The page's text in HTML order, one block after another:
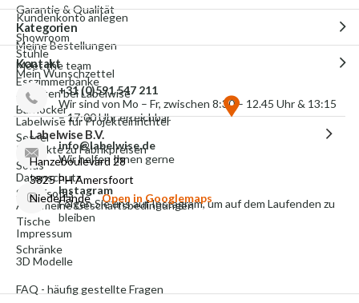
Garantie & Qualität
Showroom
Meet the team
Arbeiten bei Labelwise
Labelwise für Projekteinrichter
Produkte zu Fabrikpreisen
Datenschutz
Allgemeine Geschäftsbedingungen
Impressum
3D Modelle
FAQ - häufig gestellte Fragen
Kundenkonto anlegen
Meine Bestellungen
Mein Wunschzettel
Kategorien
Stühle
Esszimmerbänke
Barhocker
Sessel
Sofas
Schlafsofas
Tische
Schränke
Kontakt
+31 (0)591 547 211
Wir sind von Mo – Fr, zwischen 8:30 – 12.45 Uhr & 13:15
– 17:00 Uhr erreichbar
info@labelwise.de
Wir helfen Ihnen gerne
Instagram
Folgen Sie uns auf Instagram, um auf dem Laufenden zu
bleiben
Labelwise B.V.
Hanzeboulevard 28
3825 PH Amersfoort
Niederlande
Open in Googlemaps